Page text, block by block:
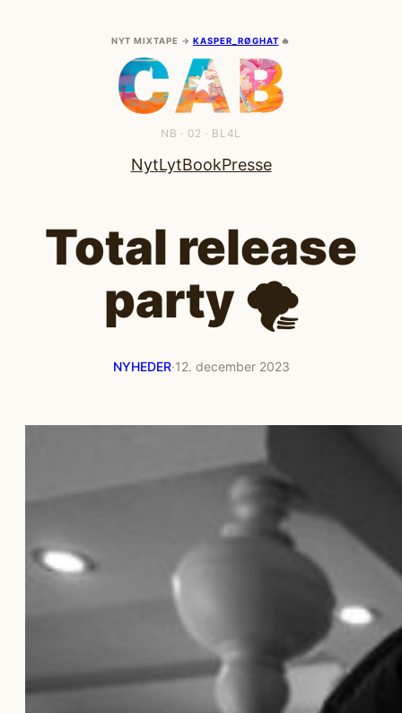
NYT MIXTAPE →KASPER_RØGHAT 🔥
NB · 02 · BL4L
NytLytBookPresse
Total release
party 🌪️
NYHEDER·12. december 2023